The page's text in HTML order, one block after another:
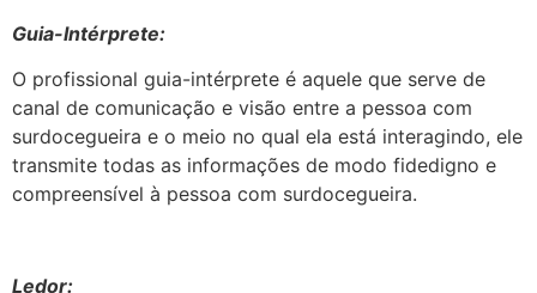
Guia-Intérprete:
O profissional guia-intérprete é aquele que serve de
canal de comunicação e visão entre a pessoa com
surdocegueira e o meio no qual ela está interagindo, ele
transmite todas as informações de modo fidedigno e
compreensível à pessoa com surdocegueira.
Ledor: